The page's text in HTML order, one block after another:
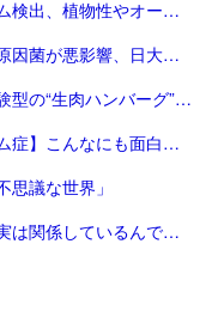
「プロテインパウダーから鉛やカドミウム検出、植物性やオーガニック製品は数倍の含有量 - CNN.co.jp」
「歯周病がインフルエンザ感染を促進 原因菌が悪影響、日大チーム確認：朝日新聞」
「《食中毒の危険》『日本経済新聞』体験型の“生肉ハンバーグ”記事が「危険すぎる」無断撮影・投稿に問われる倫理観 | 週刊女性PRIME」
「【第108回 腸内細菌と自閉スペクトラム症】こんなにも面白い医学の世界 からだのトリビア教えます｜プライマリケアと救急を中心とした総合誌：レジデントノートホームページへようこそ - 羊土社」
思議な世界」
「【医師監修】発達障害と風呂キャンは実は関係しているんです！ - 新宿ペリカンこころクリニック【心療内科/精神科】」